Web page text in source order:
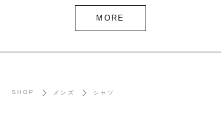
MORE
SHOP メンズ シャツ